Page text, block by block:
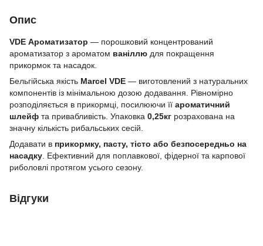
Опис
VDE Ароматизатор — порошковий концентрований
ароматизатор з ароматом ваніллю для покращення
прикормок та насадок.
Бельгійська якість Marcel VDE — виготовлений з натуральних
компонентів із мінімальною дозою додавання. Рівномірно
розподіляється в прикормці, посилюючи її ароматичний
шлейф та привабливість. Упаковка 0,25кг розрахована на
значну кількість рибальських сесій.
Додавати в прикормку, пасту, тісто або безпосередньо на
насадку . Ефективний для поплавкової, фідерної та карпової
риболовлі протягом усього сезону.
Відгуки